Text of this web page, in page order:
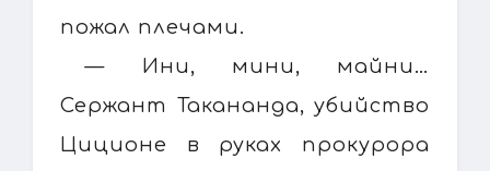
пожал плечами.
— Ини, мини, майни…
Сержант Такананда, убийство
Циционе в руках прокурора